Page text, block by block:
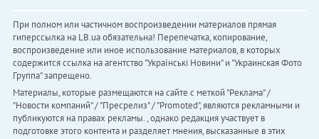
При полном или частичном воспроизведении материалов прямая
гиперссылка на LB.ua обязательна! Перепечатка, копирование,
воспроизведение или иное использование материалов, в которых
содержится ссылка на агентство "Українськi Новини" и "Украинская Фото
Группа" запрещено.
Материалы, которые размещаются на сайте с меткой "Реклама" /
"Новости компаний" / "Пресрелиз" / "Promoted", являются рекламными и
публикуются на правах рекламы. , однако редакция участвует в
подготовке этого контента и разделяет мнения, высказанные в этих